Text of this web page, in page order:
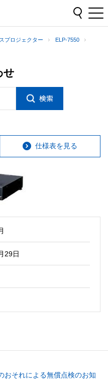
プロジェクター
ELP-7550
せ
仕様表を見る
29日
おそれによる無償点検のお知